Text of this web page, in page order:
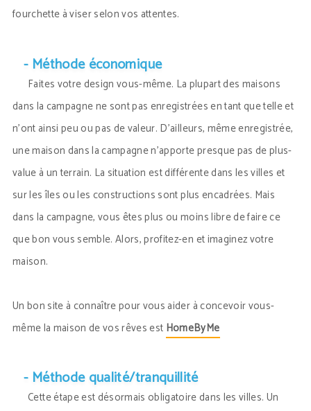
fourchette à viser selon vos attentes.
- Méthode économique
Faites votre design vous-même. La plupart des maisons
dans la campagne ne sont pas enregistrées en tant que telle et
n’ont ainsi peu ou pas de valeur. D’ailleurs, même enregistrée,
une maison dans la campagne n’apporte presque pas de plus-
value à un terrain. La situation est différente dans les villes et
sur les îles ou les constructions sont plus encadrées. Mais
dans la campagne, vous êtes plus ou moins libre de faire ce
que bon vous semble. Alors, profitez-en et imaginez votre
maison.
Un bon site à connaître pour vous aider à concevoir vous-
même la maison de vos rêves est HomeByMe
- Méthode qualité/tranquillité
Cette étape est désormais obligatoire dans les villes. Un